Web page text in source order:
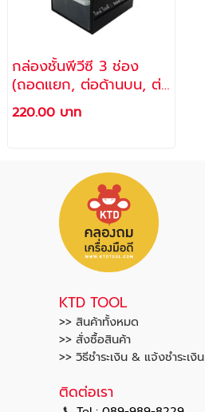
กล่องชั้นพีวีซี 3 ช่อง
(ถอดแยก, ต่อด้านบน, ต่อ
ด้านข้างได้) รุ่น M-168D
220.00 บาท
KTD TOOL
>> สินค้าทั้งหมด
>> สั่งซื้อสินค้า
>> วิธีชำระเงิน & แจ้งชำระเงิน
ติดต่อเรา